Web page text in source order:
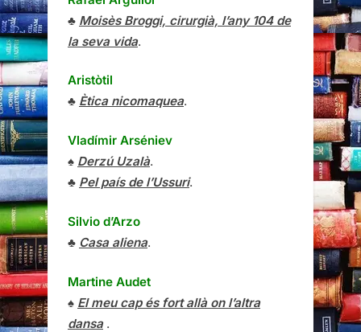
♣ Moisès Broggi, cirurgià, l’any 104 de
la seva vida.
Aristòtil
♣ Ètica nicomaquea.
Vladímir Arséniev
♠ Derzú Uzalà.
♣ Pel país de l’Ussuri.
Silvio d’Arzo
♣ Casa aliena.
Martine Audet
♠ El meu cap és fort allà on l’altra
dansa.